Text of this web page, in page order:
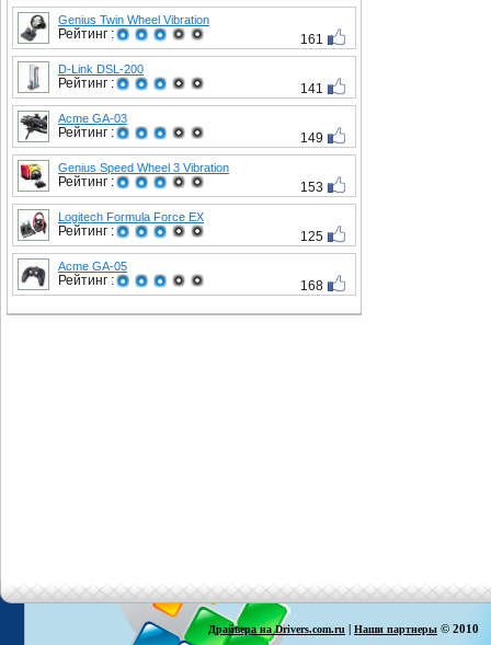
Genius Twin Wheel Vibration
Рейтинг : 161
D-Link DSL-200
Рейтинг : 141
Acme GA-03
Рейтинг : 149
Genius Speed Wheel 3 Vibration
Рейтинг : 153
Logitech Formula Force EX
Рейтинг : 125
Acme GA-05
Рейтинг : 168
Драйвера на Drivers.com.ru | Наши партнеры © 2010